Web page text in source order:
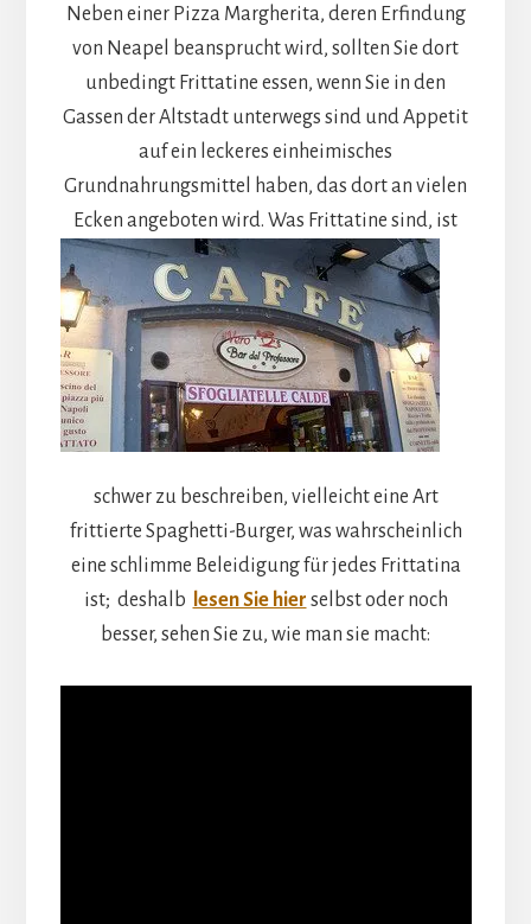
Neben einer Pizza Margherita, deren Erfindung
von Neapel beansprucht wird, sollten Sie dort
unbedingt Frittatine essen, wenn Sie in den
Gassen der Altstadt unterwegs sind und Appetit
auf ein leckeres einheimisches
Grundnahrungsmittel haben, das dort an vielen
Ecken angeboten wird. Was Frittatine sind, ist
schwer zu beschreiben, vielleicht eine Art
frittierte Spaghetti-Burger, was wahrscheinlich
eine schlimme Beleidigung für jedes Frittatina
ist; deshalb
lesen Sie hier selbst oder noch
besser, sehen Sie zu, wie man sie macht: